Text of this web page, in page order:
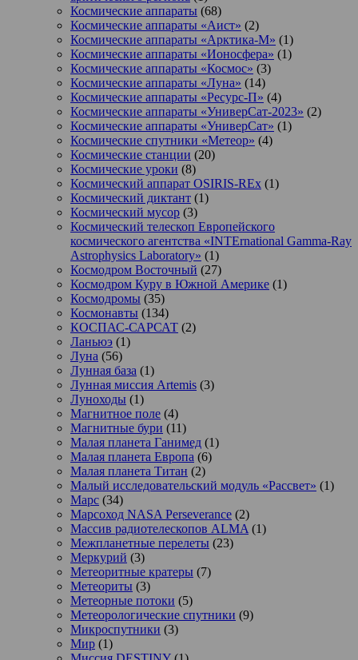
Космические аппараты (68)
Космические аппараты «Аист» (2)
Космические аппараты «Арктика-М» (1)
Космические аппараты «Ионосфера» (1)
Космические аппараты «Космос» (3)
Космические аппараты «Луна» (14)
Космические аппараты «Ресурс-П» (4)
Космические аппараты «УниверСат-2023» (2)
Космические аппараты «УниверСат» (1)
Космические спутники «Метеор» (4)
Космические станции (20)
Космические уроки (8)
Космический аппарат OSIRIS-REx (1)
Космический диктант (1)
Космический мусор (3)
Космический телескоп Европейского
космического агентства «INTErnational Gamma-Ray
Astrophysics Laboratory» (1)
Космодром Восточный (27)
Космодром Куру в Южной Америке (1)
Космодромы (35)
Космонавты (134)
КОСПАС-САРСАТ (2)
Ланьюэ (1)
Луна (56)
Лунная база (1)
Лунная миссия Artemis (3)
Луноходы (1)
Магнитное поле (4)
Магнитные бури (11)
Малая планета Ганимед (1)
Малая планета Европа (6)
Малая планета Титан (2)
Малый исследовательский модуль «Рассвет» (1)
Марс (34)
Марсоход NASA Perseverance (2)
Массив радиотелескопов ALMA (1)
Межпланетные перелеты (23)
Меркурий (3)
Метеоритные кратеры (7)
Метеориты (3)
Метеорные потоки (5)
Метеорологические спутники (9)
Микроспутники (3)
Мир (1)